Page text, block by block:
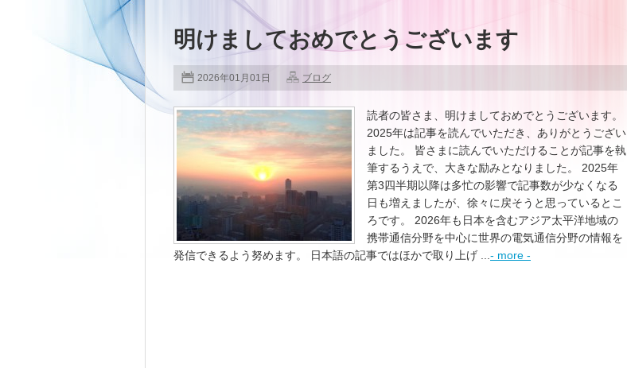
明けましておめでとうございます
2026年01月01日 ブログ
読者の皆さま、明けましておめでとうございます。
2025年は記事を読んでいただき、ありがとうござい
ました。 皆さまに読んでいただけることが記事を執
筆するうえで、大きな励みとなりました。 2025年
第3四半期以降は多忙の影響で記事数が少なくなる
日も増えましたが、徐々に戻そうと思っているとこ
ろです。 2026年も日本を含むアジア太平洋地域の
携帯通信分野を中心に世界の電気通信分野の情報を
発信できるよう努めます。 日本語の記事ではほかで取り上げ ... - more -